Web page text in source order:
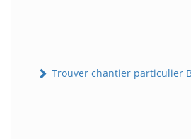
Trouver chantier particulier